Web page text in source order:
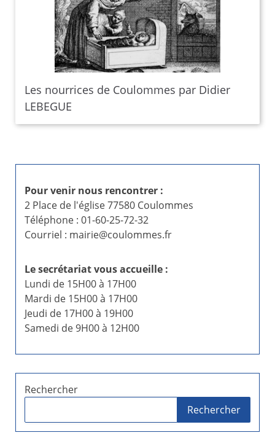
Les nourrices de Coulommes par Didier
LEBEGUE
Pour venir nous rencontrer :
2 Place de l'église 77580 Coulommes
Téléphone : 01-60-25-72-32
Courriel : mairie@coulommes.fr
Le secrétariat vous accueille :
Lundi de 15H00 à 17H00
Mardi de 15H00 à 17H00
Jeudi de 17H00 à 19H00
Samedi de 9H00 à 12H00
Rechercher
Rechercher